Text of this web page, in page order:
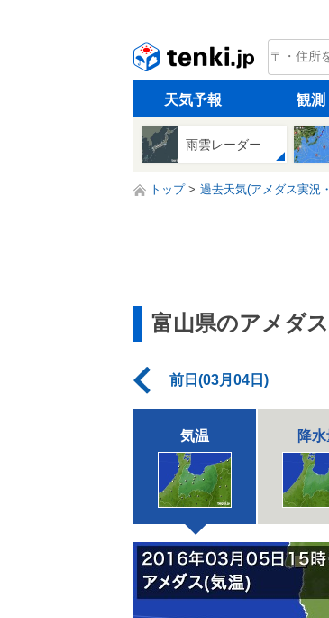
tenki.jp
天気予報 観測
雨雲レーダー
トップ 過去天気(アメダス実況
富山県のアメダ
前日(03月04日)
気温 降